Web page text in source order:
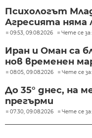
Психологът
Агресията няма
09:53, 09.08.2026 Чете се
Иран и Оман са
нов временен
08:05, 09.08.2026 Чете се
До 35° днес, на
прегърми
07:30, 09.08.2026 Чете се